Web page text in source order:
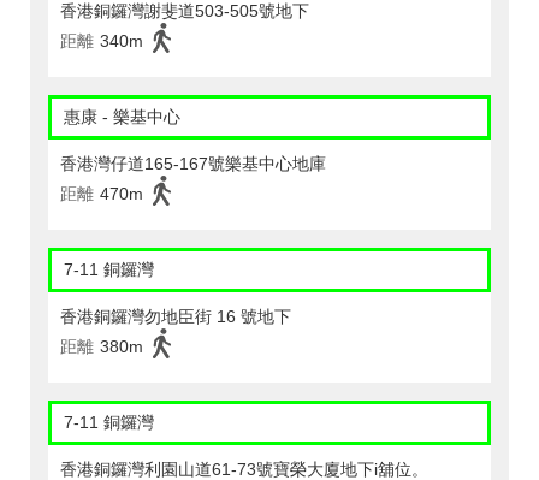
香港銅鑼灣謝斐道503-505號地下
距離 340m
惠康 - 樂基中心
香港灣仔道165-167號樂基中心地庫
距離 470m
7-11 銅鑼灣
香港銅鑼灣勿地臣街 16 號地下
距離 380m
7-11 銅鑼灣
香港銅鑼灣利園山道61-73號寶榮大廈地下i舖位。